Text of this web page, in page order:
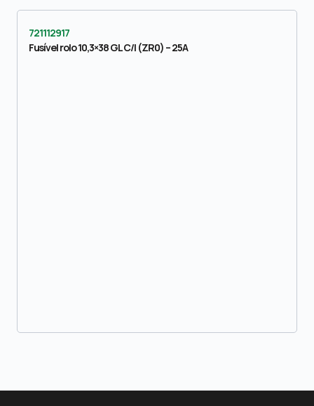
721112917
Fusível rolo 10,3×38 GL C/I (ZR0) – 25A